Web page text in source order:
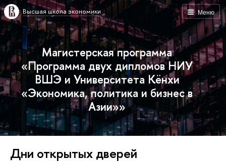
Меню
Высшая школа экономики
Магистерская программа
«Программа двух дипломов НИУ
ВШЭ и Университета Кёнхи
«Экономика, политика и бизнес в
Азии»»
Дни открытых дверей